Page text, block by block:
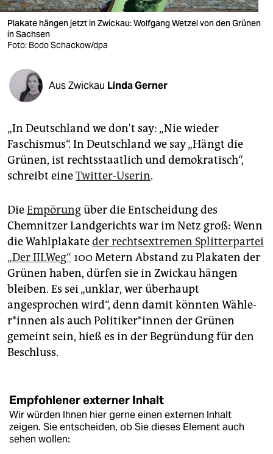
veranstaltungen
shop
fragen & hilfe
unterstützen
genossenschaft
epaper login
Plakate hängen jetzt in Zwickau: Wolfgang Wetzel von den Grünen
in Sachsen
Foto: Bodo Schackow/dpa
Aus Zwickau Linda Gerner
„In Deutschland we don't say: „Nie wieder
Faschismus“. In Deutschland we say „Hängt die
Grünen, ist rechtsstaatlich und demokratisch“,
schreibt eineTwitter-Userin.
DieEmpörungüber die Entscheidung des
Chemnitzer Landgerichts war im Netz groß: Wenn
die Wahlplakateder rechtsextremen Splitterpartei
„Der III.Weg“ 100 Metern Abstand zu Plakaten der
Grünen haben, dürfen sie in Zwickau hängen
bleiben. Es sei „unklar, wer überhaupt
angesprochen wird“, denn damit könnten Wäh­le­
r*in­nen als auch Po­li­ti­ke­r*in­nen der Grünen
gemeint sein, hieß es in der Begründung für den
Beschluss.
Empfohlener externer Inhalt
Wir würden Ihnen hier gerne einen externen Inhalt
zeigen. Sie entscheiden, ob Sie dieses Element auch
sehen wollen: